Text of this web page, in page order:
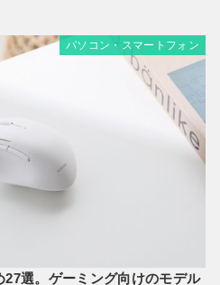
パソコン・スマートフォン
選。ゲーミング向けのモデル